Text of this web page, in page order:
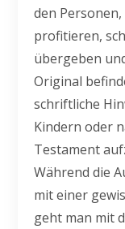
den
profitieren,
übergeben
Original
schriftliche
Kindern oder
Testament
Während die
mit einer
geht man mit